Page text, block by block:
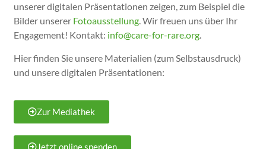
unserer digitalen Präsentationen zeigen, zum Beispiel die
Bilder unserer Fotoausstellung. Wir freuen uns über Ihr
Engagement! Kontakt: info@care-for-rare.org.
Hier finden Sie unsere Materialien (zum Selbstausdruck)
und unsere digitalen Präsentationen:
Zur Mediathek
Jetzt online spenden